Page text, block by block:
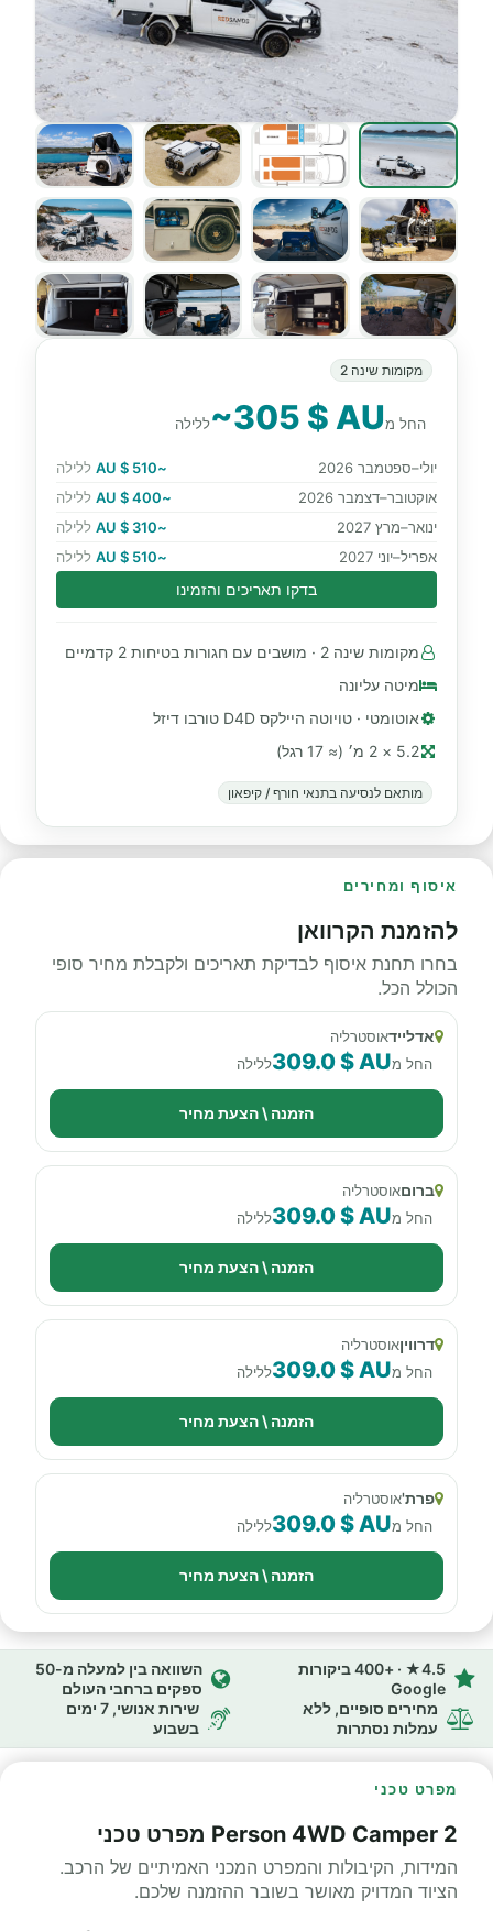
מקומות שינה 2
החל מ~305 $ AUללילה
יולי–ספטמבר 2026 ~510 $ AU
ללילה
אוקטובר–דצמבר 2026
~400 $ AU
ללילה
ינואר–מרץ 2027
~310 $ AU
ללילה
אפריל–יוני 2027
~510 $ AU ללילה
בדקו תאריכים והזמינו
מקומות שינה 2 · מושבים עם חגורות בטיחות 2 קדמיים
מיטה עליונה
אוטומטי · טויוטה היילקס D4D טורבו דיזל
5.2 × 2 מ׳ (≈ 17 רגל)
מותאם לנסיעה בתנאי חורף / קיפאון
איסוף ומחירים
להזמנת הקרוואן
בחרו תחנת איסוף לבדיקת תאריכים ולקבלת מחיר סופי
הכולל הכל.
אדליידאוסטרליה
החל מ309.0 $ AUללילה
הזמנה \ הצעת מחיר
ברוםאוסטרליה
החל מ309.0 $ AUללילה
הזמנה \ הצעת מחיר
דרוויןאוסטרליה
החל מ309.0 $ AUללילה
הזמנה \ הצעת מחיר
פרת'אוסטרליה
החל מ309.0 $ AUללילה
הזמנה \ הצעת מחיר
4.5★ · +400 ביקורות
Google
השוואה בין למעלה מ-50
ספקים ברחבי העולם
מחירים סופיים, ללא
עמלות נסתרות
שירות אנושי, 7 ימים
בשבוע
מפרט טכני
2 Person 4WD Camper מפרט טכני
המידות, הקיבולות והמפרט המכני האמיתיים של הרכב.
הציוד המדויק מאושר בשובר ההזמנה שלכם.